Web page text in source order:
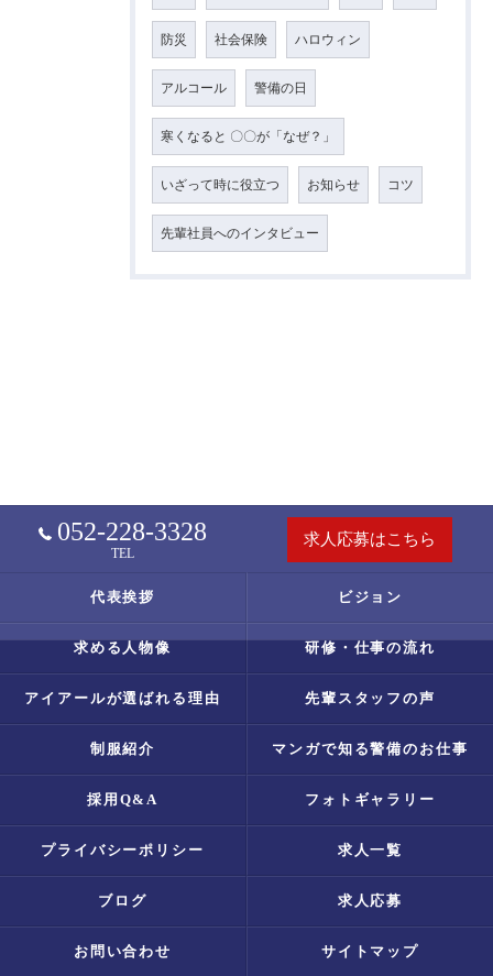
防災 社会保険 ハロウィン
アルコール 警備の日
寒くなると 〇〇が「なぜ？」
いざって時に役立つ お知らせ コツ
先輩社員へのインタビュー
052-228-3328
TEL
求人応募はこちら
代表挨拶 ビジョン
求める人物像 研修・仕事の流れ
アイアールが選ばれる理由 先輩スタッフの声
制服紹介 マンガで知る警備のお仕事
採用Q&A フォトギャラリー
プライバシーポリシー 求人一覧
ブログ 求人応募
お問い合わせ サイトマップ